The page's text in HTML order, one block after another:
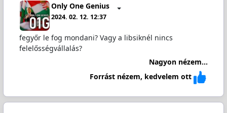
Only One Genius
2024. 02. 12. 12:37
fegyőr le fog mondani? Vagy a libsiknél nincs
felelősségvállalás?
Nagyon nézem...
Forrást nézem, kedvelem ott